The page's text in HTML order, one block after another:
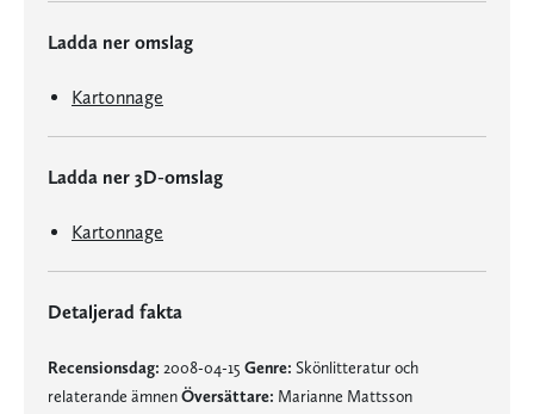
Ladda ner omslag
Kartonnage
Ladda ner 3D-omslag
Kartonnage
Detaljerad fakta
Recensionsdag: 2008-04-15 Genre: Skönlitteratur och
relaterande ämnenÖversättare: Marianne Mattsson